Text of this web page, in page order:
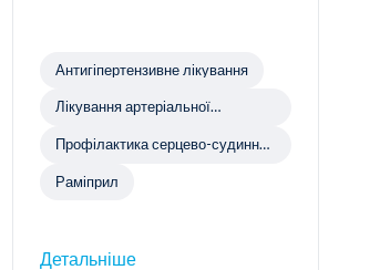
Антигіпертензивне лікування
Лікування артеріальної
Профілактика серцево-судинних
Раміприл
Детальніше